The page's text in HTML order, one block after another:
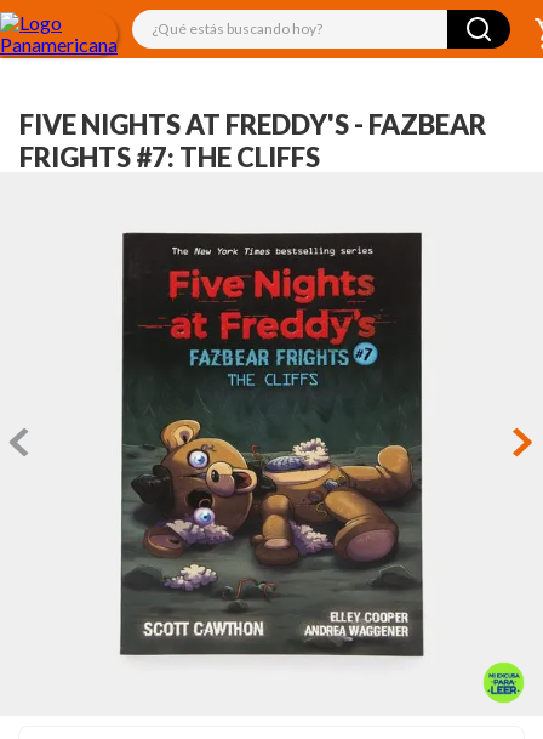
¿Qué estás buscando hoy?
FIVE NIGHTS AT FREDDY'S - FAZBEAR
FRIGHTS #7: THE CLIFFS